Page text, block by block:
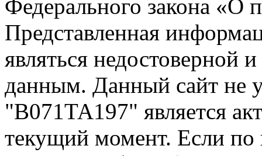
Федерального закона «О
Представленная
являться недостоверной
данным. Данный сайт не
"В071ТА197" является
текущий момент. Если